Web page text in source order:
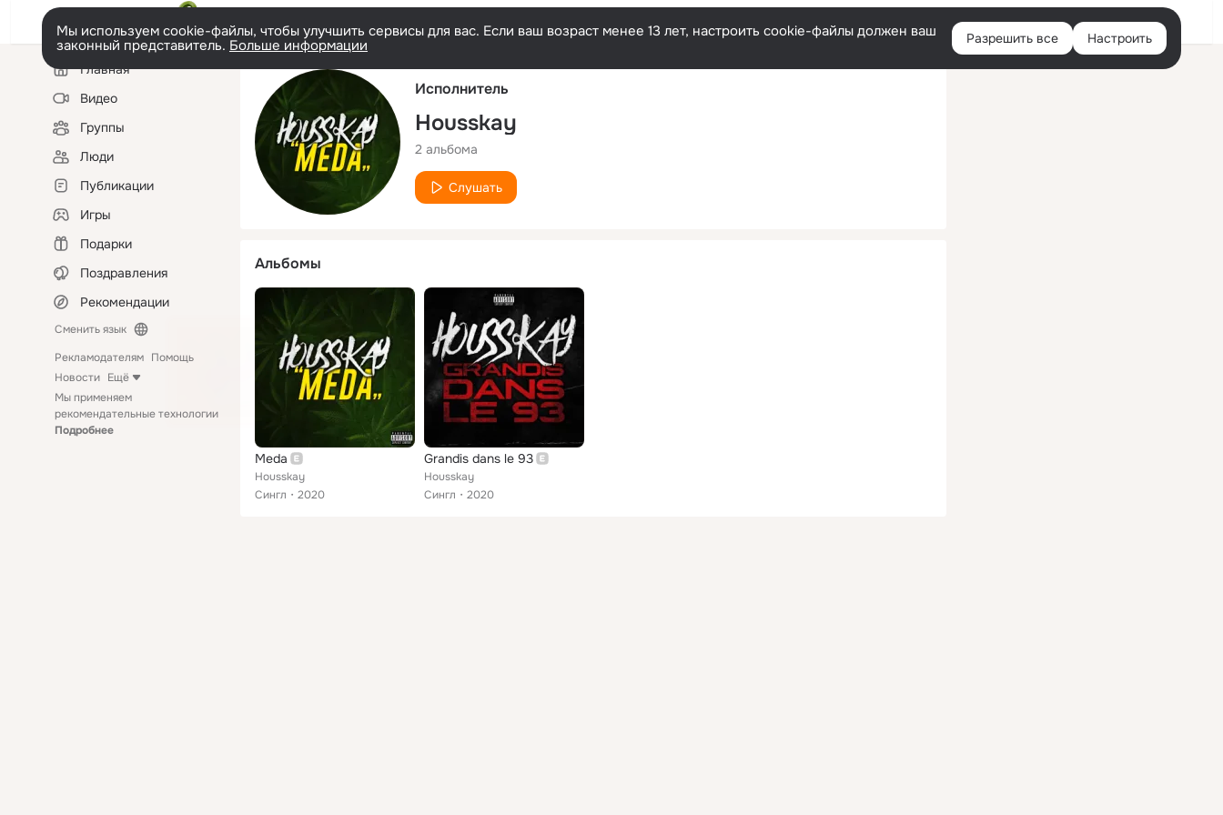
Русский Войти
Мы используем cookie-файлы, чтобы улучшить сервисы для вас. Если ваш возраст менее 13 лет, настроить cookie-файлы должен ваш
законный представитель. Больше информации Разрешить все Настроить
Левая
колонкаГлавная
Видео
Группы
Люди
Публикации
Игры
Подарки
Поздравления
Рекомендации
Сменить язык
Рекламодателям Помощь
Новости Ещё
Мы применяем
рекомендательные технологии
Подробнее
Исполнитель
Housskay
2 альбома
Слушать
Альбомы
Meda
Housskay
Сингл
2020
Grandis dans le 93
Housskay
Сингл
2020